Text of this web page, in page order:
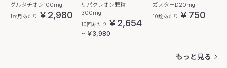
グルタチオン100mg
1か月あたり ￥2,980
リパクレオン顆粒
300mg
10回あたり ￥2,654
~ ￥3,980
ガスターD20mg
10錠あたり ￥750
もっと見る